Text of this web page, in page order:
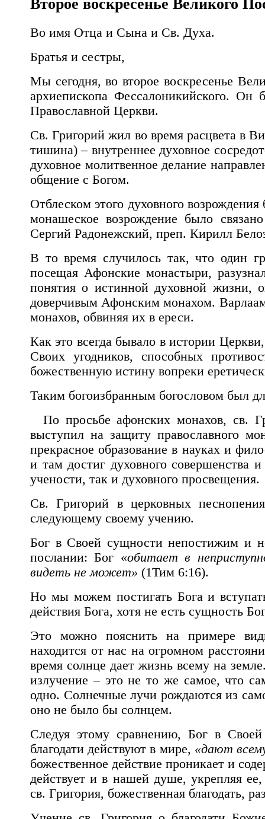
Второе воскресенье Великого
Во имя Отца и Сына и Св. Духа.
Братья и сестры,
Мы сегодня, во второе воскресенье
архиепископа Фессалоникийского.
Православной Церкви.
Св. Григорий жил во время расцвета в
тишина)– внутреннее духовное
духовное молитвенное делание
общение с Богом.
Отблеском этого духовного
монашеское возрождение было
Сергий Радонежский, преп. Кирилл
В то время случилось так, что один
посещая Афонские монастыри,
понятия о истинной духовной жизни,
доверчивым Афонским монахом.
монахов, обвиняя их в ереси.
Как это всегда бывало в истории
Своих угодников, способных
божественную истину вопреки
Таким богоизбранным богословом был
По просьбе афонских монахов, св.
выступил на защиту православного
прекрасное образование в науках и
и там достиг духовного совершенства
учености, так и духовного просвещения.
Св. Григорий в церковных
следующему своему учению.
Бог в Своей сущности непостижим и
послании: Бог «обитает в
видеть не может» (1Тим 6:16).
Но мы можем постигать Бога и
действия Бога, хотя не есть сущность
Это можно пояснить на примере
находится от нас на огромном
время солнце дает жизнь всему на
излучение – это не то же самое, что
одно. Солнечные лучи рождаются из
оно не было бы солнцем.
Следуя этому сравнению, Бог в
благодати действуют в мире, «дают
божественное действие проникает и
действует и в нашей душе, укрепляя
св. Григория, божественная благодать,